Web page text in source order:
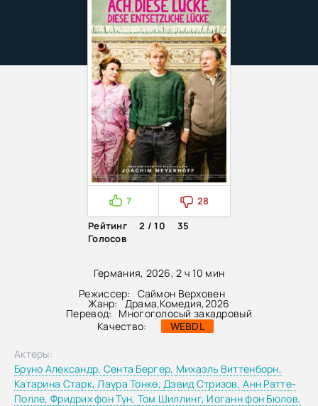
Германия, 2026, 2 ч 10 мин
Режиссер:
Саймон Верховен
Жанр: Драма,Комедия,2026
Перевод:
Многоголосый закадровый
Качество:
WEBDL
7
28
Рейтинг
2 / 10
35
Голосов
Актеры:
Бруно Александр, Сента Бергер, Михаэль Виттенборн,
Катарина Старк,Лаура Тонке,Дэвид Стризов,Анн Ратте-
Полле, Фридрих фон Тун, Том Шиллинг, Иоганн фон Бюлов,